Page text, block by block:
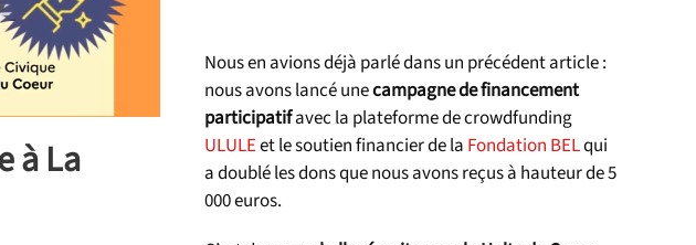
à La
Nous en avions déjà parlé dans un précédent article :
nous avons lancé unecampagne de financement
participatifavec la plateforme de crowdfunding
ULULEet le soutien financier de la Fondation BELqui
a doublé les dons que nous avons reçus à hauteur de 5
000 euros.